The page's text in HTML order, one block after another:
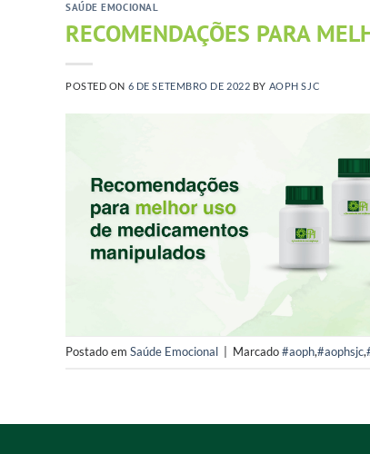
SAÚDE EMOCIONAL
RECOMENDAÇÕES PARA
POSTED ON 6 DE SETEMBRO DE 2022 BY AOPH SJC
Postado em Saúde Emocional Marcado#aoph,#aophsjc,